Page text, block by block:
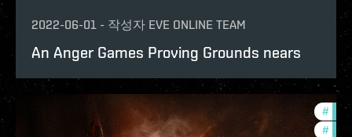
2022-06-01 - 작성자 EVE ONLINE TEAM
An Anger Games Proving Grounds nears
# in-
# pvp